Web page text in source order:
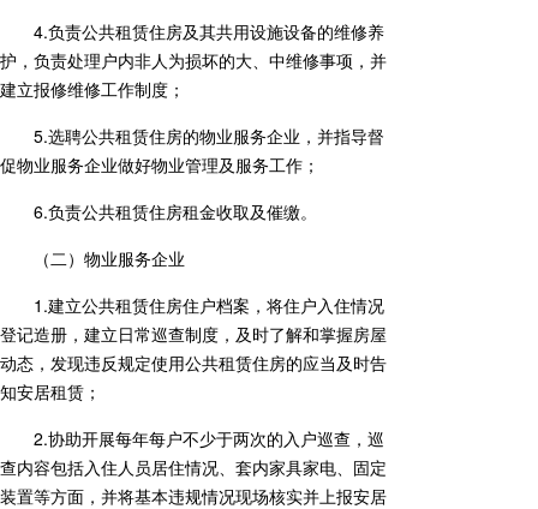
4.负责公共租赁住房及其共用设施设备的维修养
护，负责处理户内非人为损坏的大、中维修事项，并
建立报修维修工作制度；
5.选聘公共租赁住房的物业服务企业，并指导督
促物业服务企业做好物业管理及服务工作；
6.负责公共租赁住房租金收取及催缴。
（二）物业服务企业
1.建立公共租赁住房住户档案，将住户入住情况
登记造册，建立日常巡查制度，及时了解和掌握房屋
动态，发现违反规定使用公共租赁住房的应当及时告
知安居租赁；
2.协助开展每年每户不少于两次的入户巡查，巡
查内容包括入住人员居住情况、套内家具家电、固定
装置等方面，并将基本违规情况现场核实并上报安居